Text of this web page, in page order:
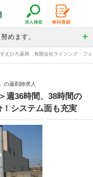
めます。
えひろ薬局 有限会社ライジング・フ
の薬剤師求人
週36時間、38時間の
システム面も充実